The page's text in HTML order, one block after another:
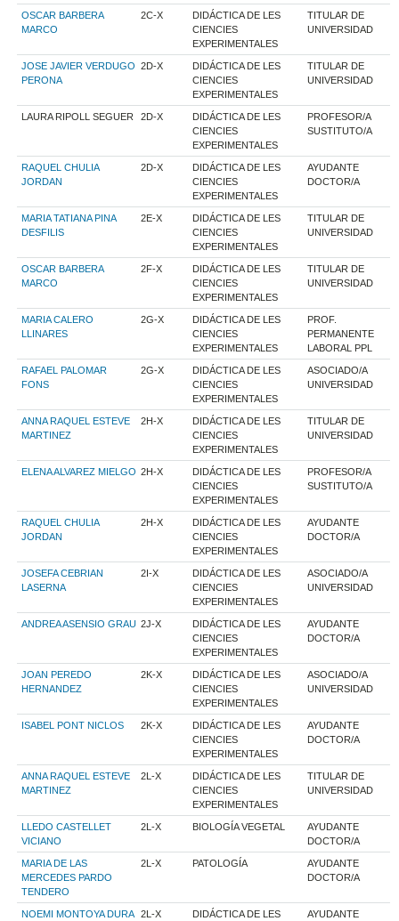
OSCAR BARBERA
MARCO
2C-X
DIDÁCTICA DE LES
CIENCIES
EXPERIMENTALES
TITULAR DE
UNIVERSIDAD
JOSE JAVIER VERDUGO
PERONA
2D-X
DIDÁCTICA DE LES
CIENCIES
EXPERIMENTALES
TITULAR DE
UNIVERSIDAD
LAURA RIPOLL SEGUER 2D-X
DIDÁCTICA DE LES
CIENCIES
EXPERIMENTALES
PROFESOR/A
SUSTITUTO/A
RAQUEL CHULIA
JORDAN
2D-X
DIDÁCTICA DE LES
CIENCIES
EXPERIMENTALES
AYUDANTE
DOCTOR/A
MARIA TATIANA PINA
DESFILIS
2E-X
DIDÁCTICA DE LES
CIENCIES
EXPERIMENTALES
TITULAR DE
UNIVERSIDAD
OSCAR BARBERA
MARCO
2F-X
DIDÁCTICA DE LES
CIENCIES
EXPERIMENTALES
TITULAR DE
UNIVERSIDAD
MARIA CALERO
LLINARES
2G-X
DIDÁCTICA DE LES
CIENCIES
EXPERIMENTALES
PROF.
PERMANENTE
LABORAL PPL
RAFAEL PALOMAR
FONS
2G-X
DIDÁCTICA DE LES
CIENCIES
EXPERIMENTALES
ASOCIADO/A
UNIVERSIDAD
ANNA RAQUEL ESTEVE
MARTINEZ
2H-X
DIDÁCTICA DE LES
CIENCIES
EXPERIMENTALES
TITULAR DE
UNIVERSIDAD
ELENA ALVAREZ MIELGO 2H-X
DIDÁCTICA DE LES
CIENCIES
EXPERIMENTALES
PROFESOR/A
SUSTITUTO/A
RAQUEL CHULIA
JORDAN
2H-X
DIDÁCTICA DE LES
CIENCIES
EXPERIMENTALES
AYUDANTE
DOCTOR/A
JOSEFA CEBRIAN
LASERNA
2I-X
DIDÁCTICA DE LES
CIENCIES
EXPERIMENTALES
ASOCIADO/A
UNIVERSIDAD
ANDREA ASENSIO GRAU 2J-X
DIDÁCTICA DE LES
CIENCIES
EXPERIMENTALES
AYUDANTE
DOCTOR/A
JOAN PEREDO
HERNANDEZ
2K-X
DIDÁCTICA DE LES
CIENCIES
EXPERIMENTALES
ASOCIADO/A
UNIVERSIDAD
ISABEL PONT NICLOS 2K-X
DIDÁCTICA DE LES
CIENCIES
EXPERIMENTALES
AYUDANTE
DOCTOR/A
ANNA RAQUEL ESTEVE
MARTINEZ
2L-X
DIDÁCTICA DE LES
CIENCIES
EXPERIMENTALES
TITULAR DE
UNIVERSIDAD
LLEDO CASTELLET
VICIANO
2L-X BIOLOGÍA VEGETAL
AYUDANTE
DOCTOR/A
MARIA DE LAS
MERCEDES PARDO
TENDERO
2L-X PATOLOGÍA
AYUDANTE
DOCTOR/A
NOEMI MONTOYA DURA 2L-X
DIDÁCTICA DE LES
AYUDANTE